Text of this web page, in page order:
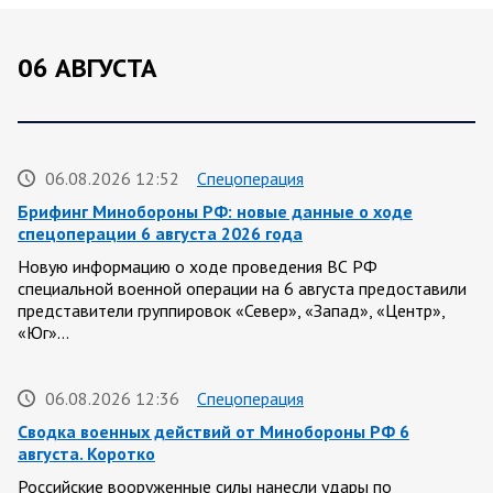
06 АВГУСТА
06.08.2026 12:52
Спецоперация
Брифинг Минобороны РФ: новые данные о ходе
спецоперации 6 августа 2026 года
Новую информацию о ходе проведения ВС РФ
специальной военной операции на 6 августа предоставили
представители группировок «Север», «Запад», «Центр»,
«Юг»…
06.08.2026 12:36
Спецоперация
Сводка военных действий от Минобороны РФ 6
августа. Коротко
Российские вооруженные силы нанесли удары по